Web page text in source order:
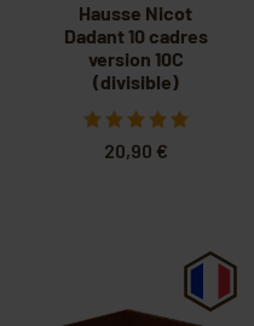
Hausse Nicot
Dadant 10 cadres
version 10C
(divisible)
20,90 €